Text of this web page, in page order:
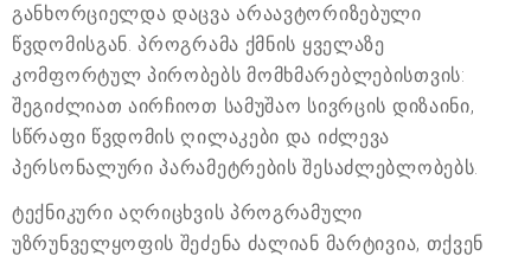
განხორციელდა დაცვა არაავტორიზებული
წვდომისგან. პროგრამა ქმნის ყველაზე
კომფორტულ პირობებს მომხმარებლებისთვის:
შეგიძლიათ აირჩიოთ სამუშაო სივრცის დიზაინი,
სწრაფი წვდომის ღილაკები და იძლევა
პერსონალური პარამეტრების შესაძლებლობებს.
ტექნიკური აღრიცხვის პროგრამული
უზრუნველყოფის შეძენა ძალიან მარტივია, თქვენ